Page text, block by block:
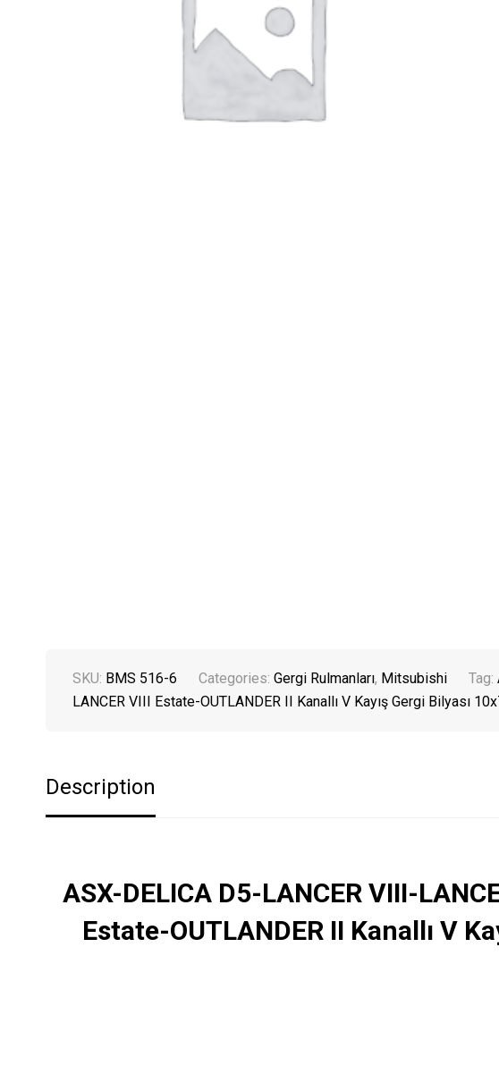
SKU: BMS 516-6 Categories: Gergi Rulmanları, Mitsubishi Tag:
LANCER VIII Estate-OUTLANDER II Kanallı V Kayış Gergi Bilyası
Description
ASX-DELICA D5-LANCER VIII-
Estate-OUTLANDER II Kanallı V